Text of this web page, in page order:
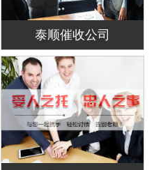
泰顺催收公司